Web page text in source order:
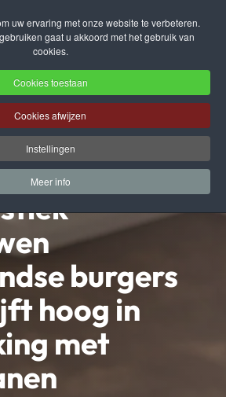
uw ervaring met onze website te verbeteren.
gaat u akkoord met het gebruik van
cookies.
Cookies toestaan
Cookies afwijzen
Instellingen
Meer info
burgers
hoog in
met